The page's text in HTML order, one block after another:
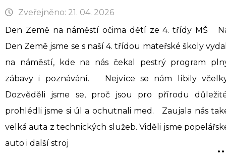
Zveřejněno: 21. 04. 2026
Den Země na náměstí očima dětí ze 4. třídy MŠ
Den Země jsme se s naší 4. třídou mateřské školy
na náměstí, kde na nás čekal pestrý program
zábavy i poznávání. Nejvíce se nám líbily
Dozvěděli jsme se, proč jsou pro přírodu
prohlédli jsme si úl a ochutnali med. Zaujala nás
velká auta z technických služeb. Viděli jsme
auto i další stroj